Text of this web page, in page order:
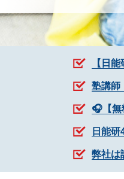
【日
塾講師
🎧【無
日能
弊社は